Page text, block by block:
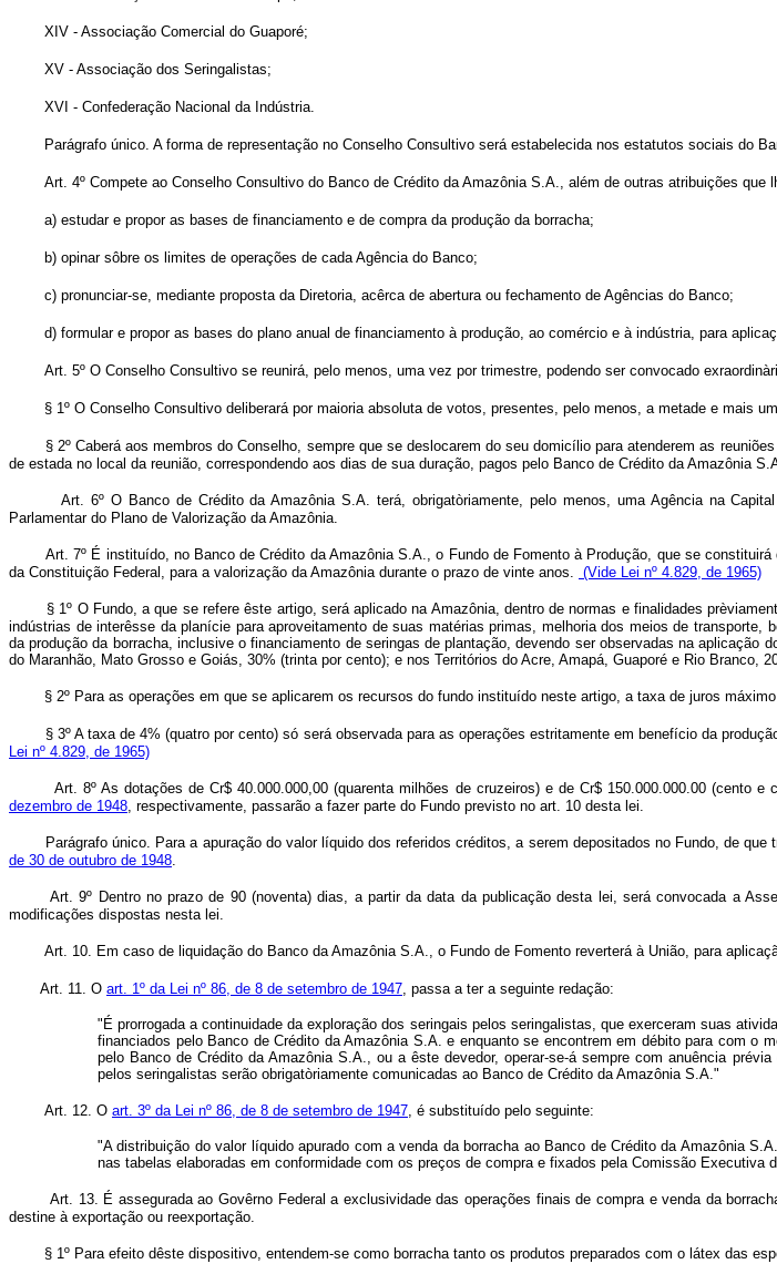
XIV - Associação Comercial do Guaporé;
XV - Associação dos Seringalistas;
XVI - Confederação Nacional da Indústria.
Parágrafo único. A forma de representação no Conselho Consultivo será estabelecida nos estatutos sociais do
Art. 4º Compete ao Conselho Consultivo do Banco de Crédito da Amazônia S.A., além de outras atribuições
a) estudar e propor as bases de financiamento e de compra da produção da borracha;
b) opinar sôbre os limites de operações de cada Agência do Banco;
c) pronunciar-se, mediante proposta da Diretoria, acêrca de abertura ou fechamento de Agências do Banco;
d) formular e propor as bases do plano anual de financiamento à produção, ao comércio e à indústria, para
Art. 5º O Conselho Consultivo se reunirá, pelo menos, uma vez por trimestre, podendo ser convocado
§ 1º O Conselho Consultivo deliberará por maioria absoluta de votos, presentes, pelo menos, a metade e mais
§ 2º Caberá aos membros do Conselho, sempre que se deslocarem do seu domicílio para atenderem as
de estada no local da reunião, correspondendo aos dias de sua duração, pagos pelo Banco de Crédito da Amazônia
Art. 6º O Banco de Crédito da Amazônia S.A. terá, obrigatòriamente, pelo menos, uma Agência na
Parlamentar do Plano de Valorização da Amazônia.
Art. 7º É instituído, no Banco de Crédito da Amazônia S.A., o Fundo de Fomento à Produção, que se
da Constituição Federal, para a valorização da Amazônia durante o prazo de vinte anos. (Vide Lei nº 4.829, de 1965)
§ 1º O Fundo, a que se refere êste artigo, será aplicado na Amazônia, dentro de normas e finalidades
indústrias de interêsse da planície para aproveitamento de suas matérias primas, melhoria dos meios de
da produção da borracha, inclusive o financiamento de seringas de plantação, devendo ser observadas na
do Maranhão, Mato Grosso e Goiás, 30% (trinta por cento); e nos Territórios do Acre, Amapá, Guaporé e Rio Branco,
§ 2º Para as operações em que se aplicarem os recursos do fundo instituído neste artigo, a taxa de juros
§ 3º A taxa de 4% (quatro por cento) só será observada para as operações estritamente em benefício da
Lei nº 4.829, de 1965)
Art. 8º As dotações de Cr$ 40.000.000,00 (quarenta milhões de cruzeiros) e de Cr$ 150.000.000.00 (cento e
dezembro de 1948, respectivamente, passarão a fazer parte do Fundo previsto no art. 10 desta lei.
Parágrafo único. Para a apuração do valor líquido dos referidos créditos, a serem depositados no Fundo, de
de 30 de outubro de 1948.
Art. 9º Dentro no prazo de 90 (noventa) dias, a partir da data da publicação desta lei, será convocada a
modificações dispostas nesta lei.
Art. 10. Em caso de liquidação do Banco da Amazônia S.A., o Fundo de Fomento reverterá à União, para
Art. 11. O art. 1º da Lei nº 86, de 8 de setembro de 1947, passa a ter a seguinte redação:
"É prorrogada a continuidade da exploração dos seringais pelos seringalistas, que exerceram suas
financiados pelo Banco de Crédito da Amazônia S.A. e enquanto se encontrem em débito para com o
pelo Banco de Crédito da Amazônia S.A., ou a êste devedor, operar-se-á sempre com anuência
pelos seringalistas serão obrigatòriamente comunicadas ao Banco de Crédito da Amazônia S.A."
Art. 12. O art. 3º da Lei nº 86, de 8 de setembro de 1947, é substituído pelo seguinte:
"A distribuição do valor líquido apurado com a venda da borracha ao Banco de Crédito da Amazônia
nas tabelas elaboradas em conformidade com os preços de compra e fixados pela Comissão Executiva
Art. 13. É assegurada ao Govêrno Federal a exclusividade das operações finais de compra e venda da
destine à exportação ou reexportação.
§ 1º Para efeito dêste dispositivo, entendem-se como borracha tanto os produtos preparados com o látex das